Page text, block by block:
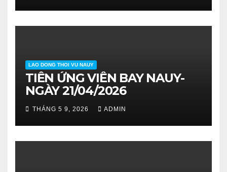
LAO DONG THOI VU NAUY
TIỄN ỨNG VIÊN BAY NAUY-
NGÀY 21/04/2026
THÁNG 5 9, 2026 ADMIN